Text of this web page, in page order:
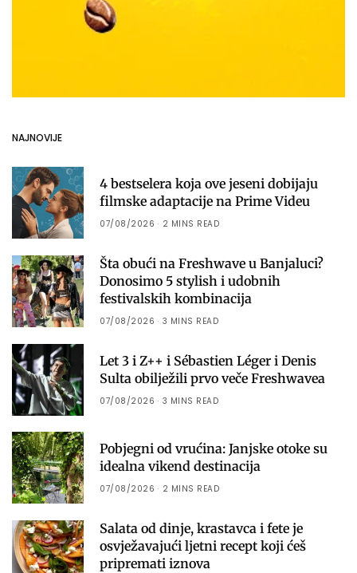
NAJNOVIJE
4 bestselera koja ove jeseni dobijaju
filmske adaptacije na Prime Videu
07/08/2026 2 MINS READ
Šta obući na Freshwave u Banjaluci?
Donosimo 5 stylish i udobnih
festivalskih kombinacija
07/08/2026 3 MINS READ
Let 3 i Z++ i Sébastien Léger i Denis
Sulta obilježili prvo veče Freshwavea
07/08/2026 3 MINS READ
Pobjegni od vrućina: Janjske otoke su
idealna vikend destinacija
07/08/2026 2 MINS READ
Salata od dinje, krastavca i fete je
osvježavajući ljetni recept koji ćeš
pripremati iznova